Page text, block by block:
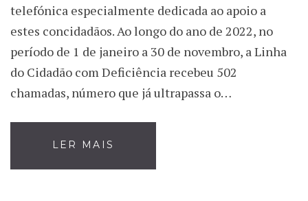
telefónica especialmente dedicada ao apoio a
estes concidadãos. Ao longo do ano de 2022, no
período de 1 de janeiro a 30 de novembro, a Linha
do Cidadão com Deficiência recebeu 502
chamadas, número que já ultrapassa o…
LER MAIS